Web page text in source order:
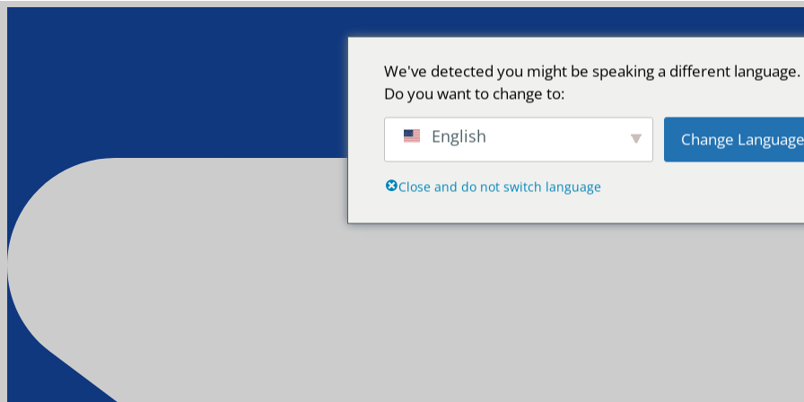
We've detected you might be speaking a different language.
Do you want to change to:
English Change Language
Close and do not switch language